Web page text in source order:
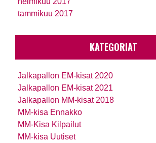
tammikuu 2017
KATEGORIAT
Jalkapallon EM-kisat 2020
Jalkapallon EM-kisat 2021
Jalkapallon MM-kisat 2018
MM-kisa Ennakko
MM-Kisa Kilpailut
MM-kisa Uutiset